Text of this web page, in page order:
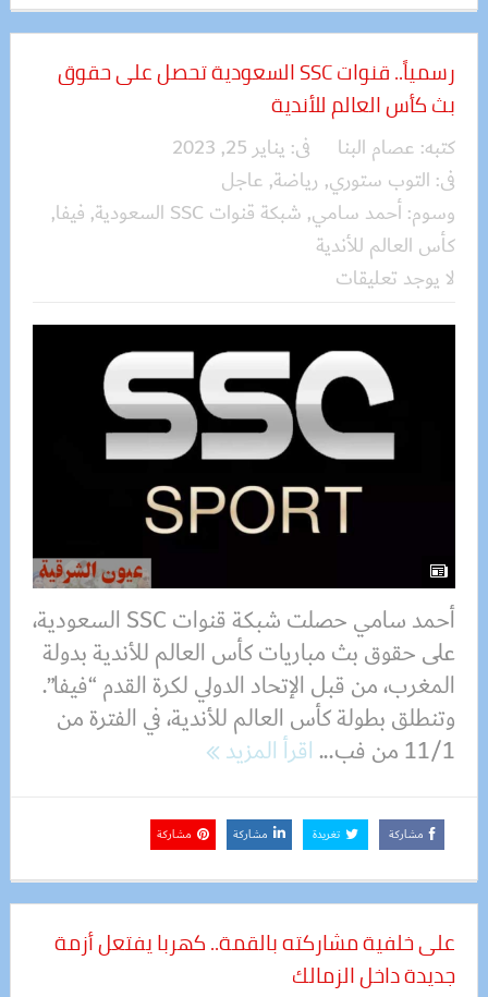
رسمياً.. قنوات SSC السعودية تحصل على حقوق
بث كأس العالم للأندية
كتبه: عصام البنا فى: يناير 25, 2023
فى: التوب ستوري, رياضة, عاجل
وسوم:أحمد سامي, شبكة قنوات SSC السعودية , فيفا,
كأس العالم للأندية
لا يوجد تعليقات
أحمد سامي حصلت شبكة قنوات SSC السعودية،
على حقوق بث مباريات كأس العالم للأندية بدولة
المغرب، من قبل الإتحاد الدولي لكرة القدم “فيفا”.
وتنطلق بطولة كأس العالم للأندية، في الفترة من
11/1 من فب...
اقرأ المزيد
مشاركة تغريدة مشاركة مشاركة
على خلفية مشاركته بالقمة.. كهربا يفتعل أزمة
جديدة داخل الزمالك